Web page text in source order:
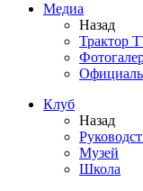
Медиа
Назад
Трактор
Клуб
Назад
Музей
Школа